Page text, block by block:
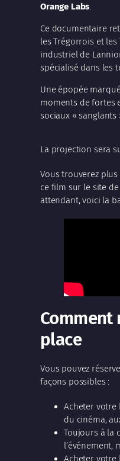
Orange Labs.
Ce documentaire
les Trégorrois et les
industriel de
spécialisé dans les
Une épopée
moments de fortes
sociaux « sanglants
La projection sera
Vous trouverez
ce film sur le site de
attendant, voici la
Comment
place
Vous pouvez
façons possibles :
Acheter votre
du cinéma,
Toujours à la
l’événement,